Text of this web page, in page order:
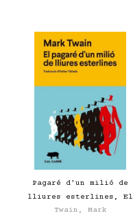
Pagaré d'un milió de
lliures esterlines, El
Twain, Mark